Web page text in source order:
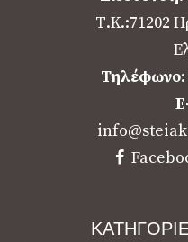
Τ.Κ.:71202
Τηλέφωνο: